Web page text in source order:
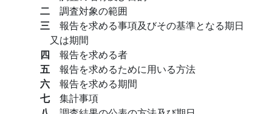
二 調査対象の範囲
三 報告を求める事項及びその基準となる期日
又は期間
四 報告を求める者
五 報告を求めるために用いる方法
六 報告を求める期間
七 集計事項